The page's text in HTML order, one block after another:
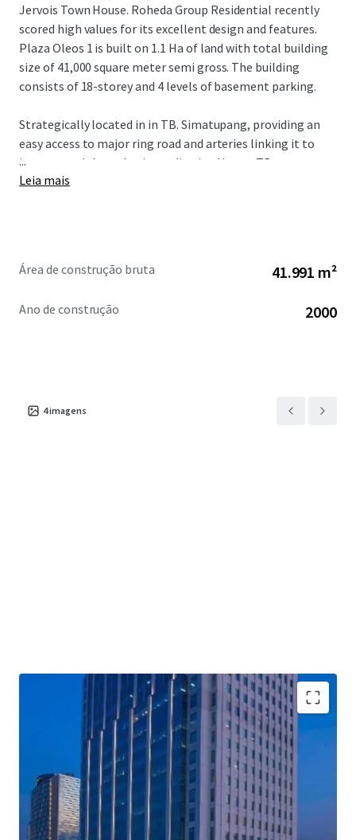
Jervois Town House. Roheda Group Residential recently
scored high values for its excellent design and features.
Plaza Oleos 1 is built on 1.1 Ha of land with total building
size of 41,000 square meter semi gross. The building
consists of 18-storey and 4 levels of basement parking.
Strategically located in in TB. Simatupang, providing an
easy access to major ring road and arteries linking it to
important Jakarta business district. Hence, TB
Simatupang is rapidly growing to become the new CBD in
...
Leia mais
Área de construção bruta 41.991 m²
Ano de construção 2000
4imagens
Built by a well-experienced developer in office and
residential, PT. Oleos Kirana Pratama (Roheda Group)
Sought-after office area in South Jakarta due to its
location in the free odd/even restriction zone
Smart and eco-friendly design